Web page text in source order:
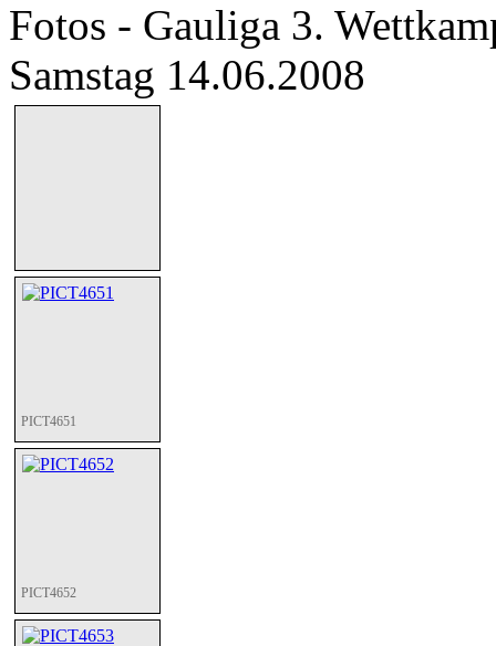
Fotos - Gauliga 3.
Samstag 14.06.2008
PICT4651
PICT4652